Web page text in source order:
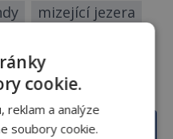
mizející jezera
krajcookie.
reklam a analýze
soubory cookie.